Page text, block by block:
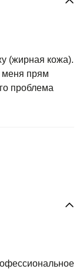
(жирная кожа).
меня прям
проблема